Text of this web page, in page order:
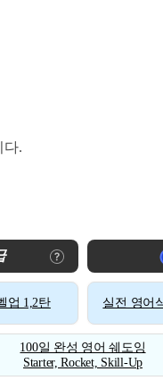
다.
업 1,2탄 실전 영어
100일 완성 영어 쉐도잉
Starter, Rocket, Skill-Up